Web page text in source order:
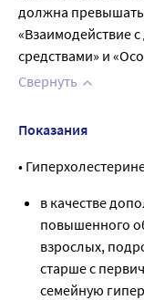
должна превышать
«Взаимодействие
средствами» и
Свернуть
Показания
•
в качестве
повышенного
взрослых,
старше с
семейную